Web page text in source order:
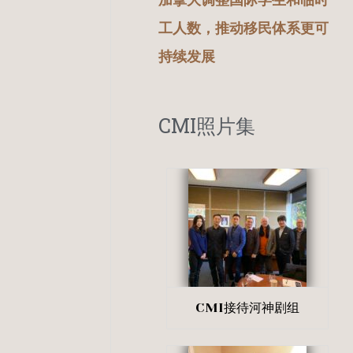
工人数，推动移民体系更可
持续发展
CMI照片集
CMI接待河神剧组